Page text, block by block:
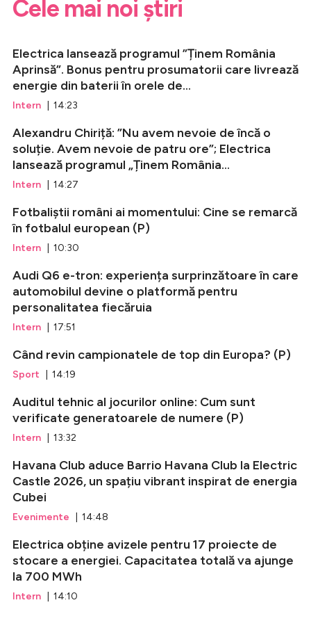
Cele mai noi știri
Electrica lansează programul ”Ținem România
Aprinsă”. Bonus pentru prosumatorii care livrează
energie din baterii în orele de...
Intern | 14:23
Alexandru Chiriță: ”Nu avem nevoie de încă o
soluție. Avem nevoie de patru ore”; Electrica
lansează programul „Ținem România...
Intern | 14:27
Fotbaliștii români ai momentului: Cine se remarcă
în fotbalul european (P)
Intern | 10:30
Audi Q6 e-tron: experiența surprinzătoare în care
automobilul devine o platformă pentru
personalitatea fiecăruia
Intern | 17:51
Când revin campionatele de top din Europa? (P)
Sport | 14:19
Auditul tehnic al jocurilor online: Cum sunt
verificate generatoarele de numere (P)
Intern | 13:32
Havana Club aduce Barrio Havana Club la Electric
Castle 2026, un spațiu vibrant inspirat de energia
Cubei
Evenimente | 14:48
Electrica obține avizele pentru 17 proiecte de
stocare a energiei. Capacitatea totală va ajunge
la 700 MWh
Intern | 14:10